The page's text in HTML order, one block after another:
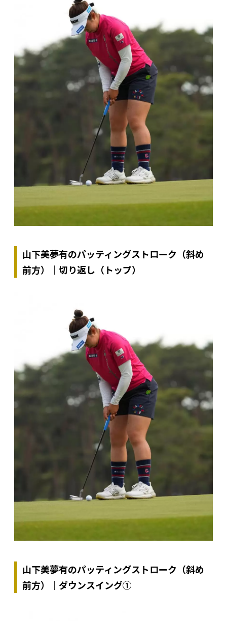
山下美夢有のパッティングストローク（斜め
前方）｜切り返し（トップ）
山下美夢有のパッティングストローク（斜め
前方）｜ダウンスイング①